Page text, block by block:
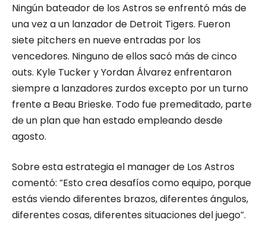
Ningún bateador de los Astros se enfrentó más de
una vez a un lanzador de Detroit Tigers. Fueron
siete pitchers en nueve entradas por los
vencedores. Ninguno de ellos sacó más de cinco
outs. Kyle Tucker y Yordan Álvarez enfrentaron
siempre a lanzadores zurdos excepto por un turno
frente a Beau Brieske. Todo fue premeditado, parte
de un plan que han estado empleando desde
agosto.
Sobre esta estrategia el manager de Los Astros
comentó: “Esto crea desafíos como equipo, porque
estás viendo diferentes brazos, diferentes ángulos,
diferentes cosas, diferentes situaciones del juego”.